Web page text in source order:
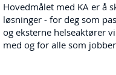
Hovedmålet med KA er å
løsninger - for deg som
og eksterne helseaktører
med og for alle som